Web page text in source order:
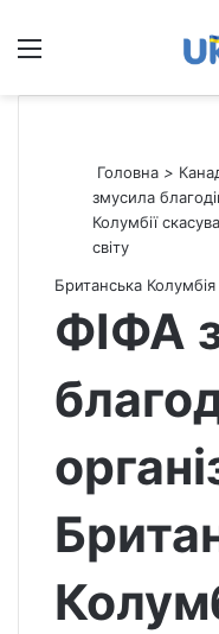
Меню
Головна >
змусила
Колумбії
світу
Британська Колумбія
ФІФА